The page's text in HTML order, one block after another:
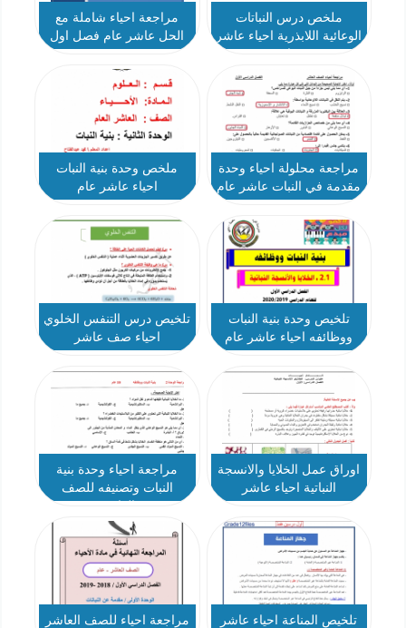
ملخص درس النباتات
الوعائية اللابذرية احياء عاشر
مراجعة احياء شاملة مع
الحل عاشر عام فصل اول
مراجعة محلولة احياء وحدة
مقدمة في النبات عاشر عام
ملخص وحدة بنية النبات
احياء عاشر عام
تلخيص وحدة بنية النبات
ووظائفه احياء عاشر عام
تلخيص درس التنفس الخلوي
احياء صف عاشر
اوراق عمل الخلايا والانسجة
النباتية احياء عاشر
مراجعة احياء وحدة بنية
النبات وتصنيفه للصف
تلخيص المناعة احياء عاشر
مراجعة احياء للصف العاشر